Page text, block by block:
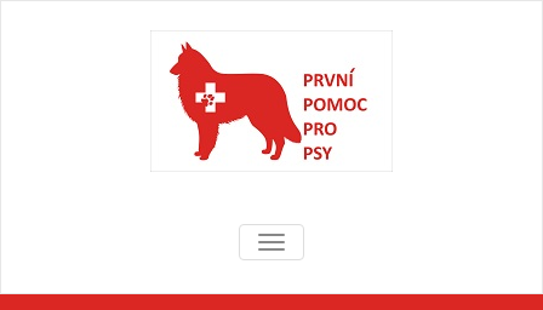
První pomoc
pro psy
První pomoc pro psy
TOGGLE NAVIGATION